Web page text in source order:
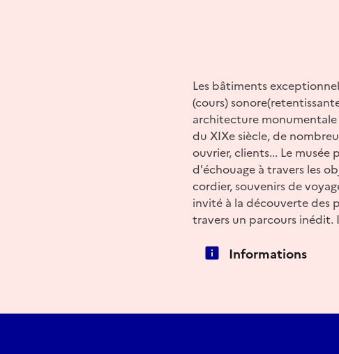
Les bâtiments
(cours)
architecture
du XIXe siècle, de
ouvrier, clients... Le
d'échouage à travers les
cordier, souvenirs de
invité à la découverte des
travers un parcours inédit.
Informations